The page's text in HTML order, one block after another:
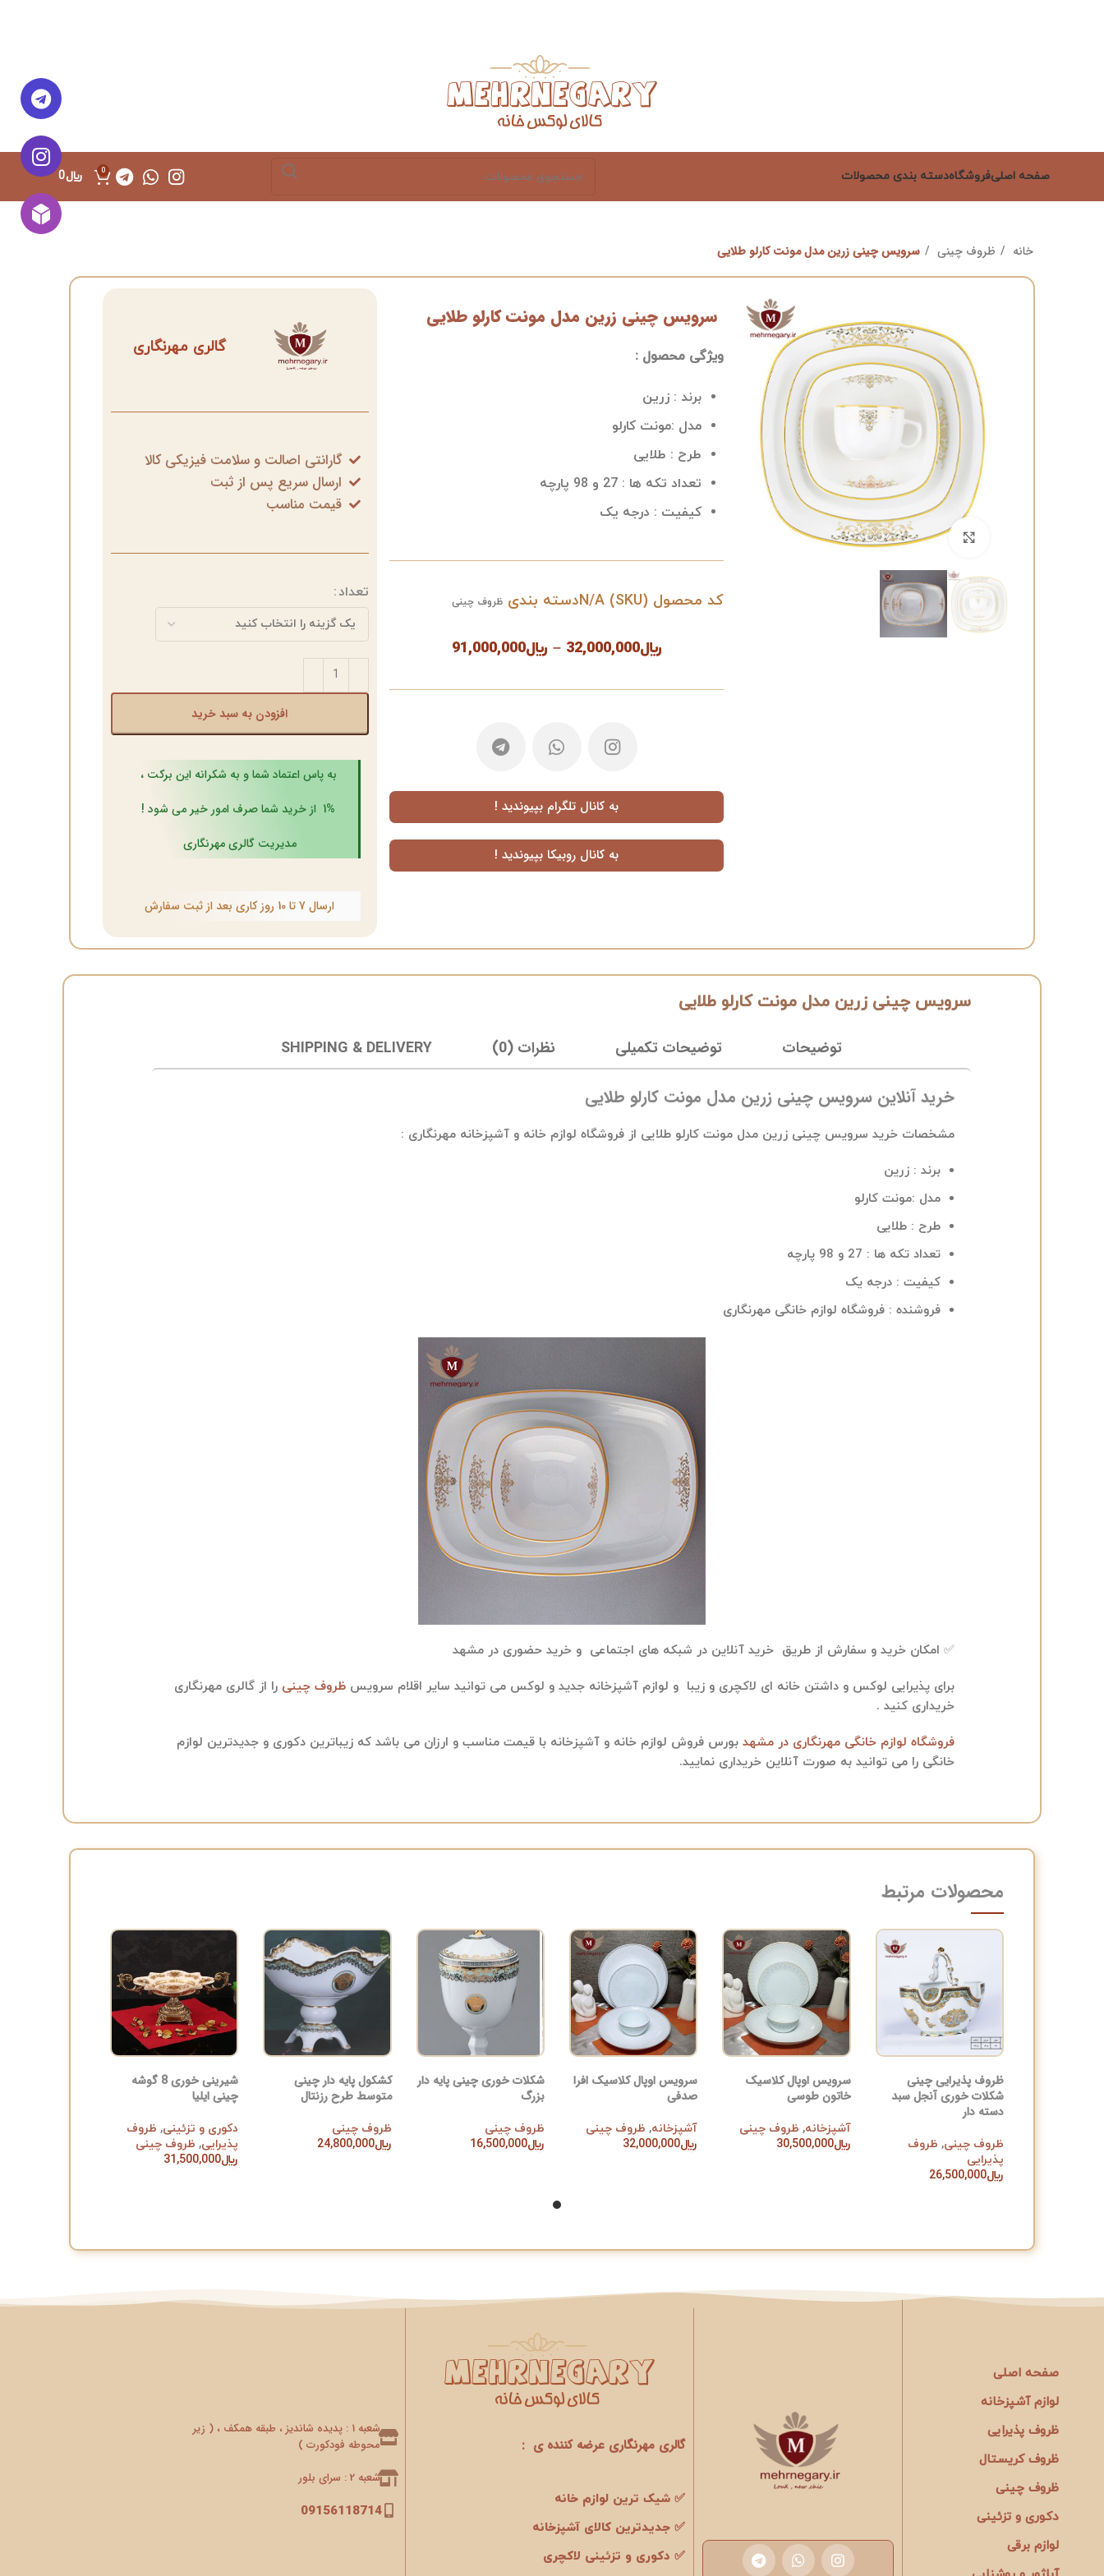
صفحه اصلیفروشگاهدسته بندی محصولات 0 ﷼0
خانه ظروف چینی سرویس چینی زرین مدل مونت کارلو طلایی
برای بزرگنمایی کلیک کنید
سرویس چینی زرین مدل مونت کارلو طلایی
ویژگی محصول :
برند : زرین
مدل :مونت کارلو
طرح : طلایی
تعداد تکه ها : 27 و 98 پارچه
کیفیت : درجه یک
کد محصول (SKU) N/Aدسته بندی ظروف چینی
﷼32,000,000
– ﷼91,000,000
به کانال تلگرام بپیوندید !
به کانال روبیکا بپیوندید !
گالری مهرنگاری
گارانتی اصالت و سلامت فیزیکی کالا
ارسال سریع پس از ثبت
قیمت مناسب
تعداد
افزودن به سبد خرید
به پاس اعتماد شما و به شکرانه این برکت ،
1% از خرید شما صرف امور خیر می شود !
مدیریت گالری مهرنگاری
ارسال 7 تا 10 روز کاری بعد از ثبت سفارش
سرویس چینی زرین مدل مونت کارلو طلایی
توضیحات توضیحات تکمیلی نظرات (0) SHIPPING & DELIVERY
خرید آنلاین سرویس چینی زرین مدل مونت کارلو طلایی
مشخصات خرید سرویس چینی زرین مدل مونت کارلو طلایی از فروشگاه لوازم خانه و آشپزخانه مهرنگاری :
برند : زرین
مدل :مونت کارلو
طرح : طلایی
تعداد تکه ها : 27 و 98 پارچه
کیفیت : درجه یک
فروشنده : فروشگاه لوازم خانگی مهرنگاری
✅ امکان خرید و سفارش از طریق خرید آنلاین در شبکه های اجتماعی و خرید حضوری در مشهد
برای پذیرایی لوکس و داشتن خانه ای لاکچری و زیبا و لوازم آشپزخانه جدید و لوکس می توانید سایر اقلام سرویس ظروف چینی را از گالری مهرنگاری
خریداری کنید .
فروشگاه لوازم خانگی مهرنگاری در مشهد بورس فروش لوازم خانه و آشپزخانه با قیمت مناسب و ارزان می باشد که زیباترین دکوری و جدیدترین لوازم
خانگی را می توانید به صورت آنلاین خریداری نمایید.
محصولات مرتبط
ظروف پذیرایی چینی
شکلات خوری آنجل سبد
دسته دار
ظروف چینی, ظروف
پذیرایی
﷼26,500,000
سرویس اوپال کلاسیک
خاتون طوسی
آشپزخانه, ظروف چینی
﷼30,500,000
سرویس اوپال کلاسیک افرا
صدفی
آشپزخانه, ظروف چینی
﷼32,000,000
شکلات خوری چینی پایه دار
بزرگ
ظروف چینی
﷼16,500,000
کشکول پایه دار چینی
متوسط طرح رزنتال
ظروف چینی
﷼24,800,000
شیرینی خوری 8 گوشه
چینی ایلیا
دکوری و تزئینی, ظروف
پذیرایی, ظروف چینی
﷼31,500,000
صفحه اصلی
لوازم آشپزخانه
ظروف پذیرایی
ظروف کریستال
ظروف چینی
دکوری و تزئینی
لوازم برقی
گالری مهرنگاری عرضه کننده ی :
✅ شیک ترین لوازم خانه
✅ جدیدترین کالای آشپزخانه
✅ دکوری و تزئینی لاکچری
شعبه 1 : پدیده شاندیز ، طبقه همکف ، ( زیر
محوطه فودکورت )
شعبه 2 : سرای بلور
09156118714